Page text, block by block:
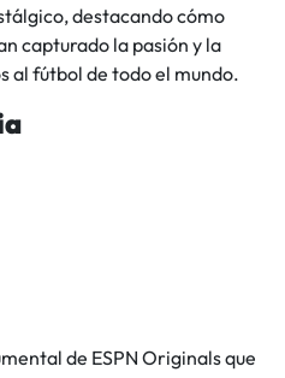
destacando cómo
capturado la pasión y la
al fútbol de todo el mundo.
de ESPN Originals que